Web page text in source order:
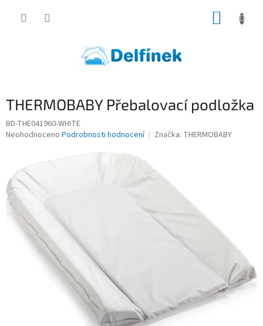
THERMOBABY Přebalovací podložka
BD-THE041960-WHITE
Průměrné
0,0
z
5
hvězdiček.
Neohodnoceno Podrobnosti hodnocení Značka: THERMOBABY